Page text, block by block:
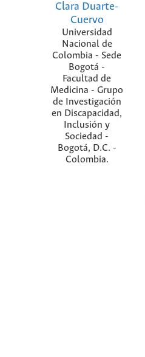
Clara Duarte-
Cuervo
Universidad
Nacional de
Colombia - Sede
Bogotá -
Facultad de
Medicina - Grupo
de Investigación
en Discapacidad,
Inclusión y
Sociedad -
Bogotá, D.C. -
Colombia.